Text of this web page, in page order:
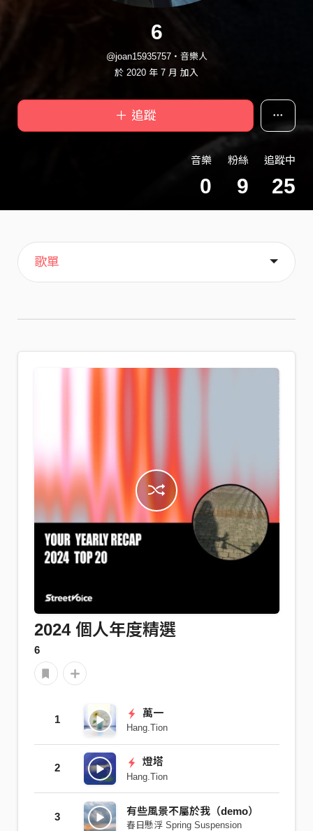
6
@joan15935757・音樂人
於 2020 年 7 月 加入
＋ 追蹤
音樂
0
粉絲
9
追蹤中
25
主頁
歌單
喜歡
關於
2024 個人年度精選
6
1
萬一
Hang.Tion
2
燈塔
Hang.Tion
3 有些風景不屬於我（demo）
春日懸浮 Spring Suspension